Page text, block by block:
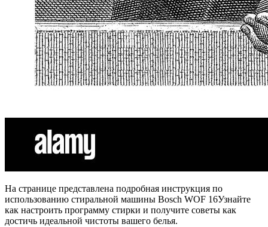
На странице представлена подробная инструкция по
использованию стиральной машины Bosch WOF 16Узнайте
как настроить программу стирки и получите советы как
достичь идеальной чистоты вашего белья.